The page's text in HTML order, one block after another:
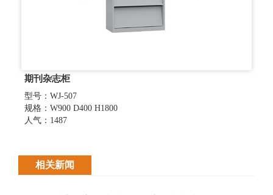
期刊杂志柜
型号：WJ-507
规格：W900 D400 H1800
人气：1487
相关新闻